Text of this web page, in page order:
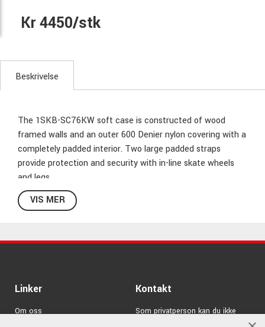
Kr 4450/stk
Beskrivelse
The 1SKB-SC76KW soft case is constructed of wood
framed walls and an outer 600 Denier nylon covering with a
completely padded interior. Two large padded straps
provide protection and security with in-line skate wheels
and legs ...
VIS MER
Linker
Om oss
Kontakt
Som privatperson kan du ikke
kjøpe på denne nettsiden, alt salg